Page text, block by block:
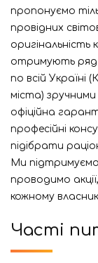
пропонуємо
провідних
оригінальність
отримують ряд
по всій Україні
міста)
офіційна
професійні
підібрати
Ми
проводимо
кожному
Часті